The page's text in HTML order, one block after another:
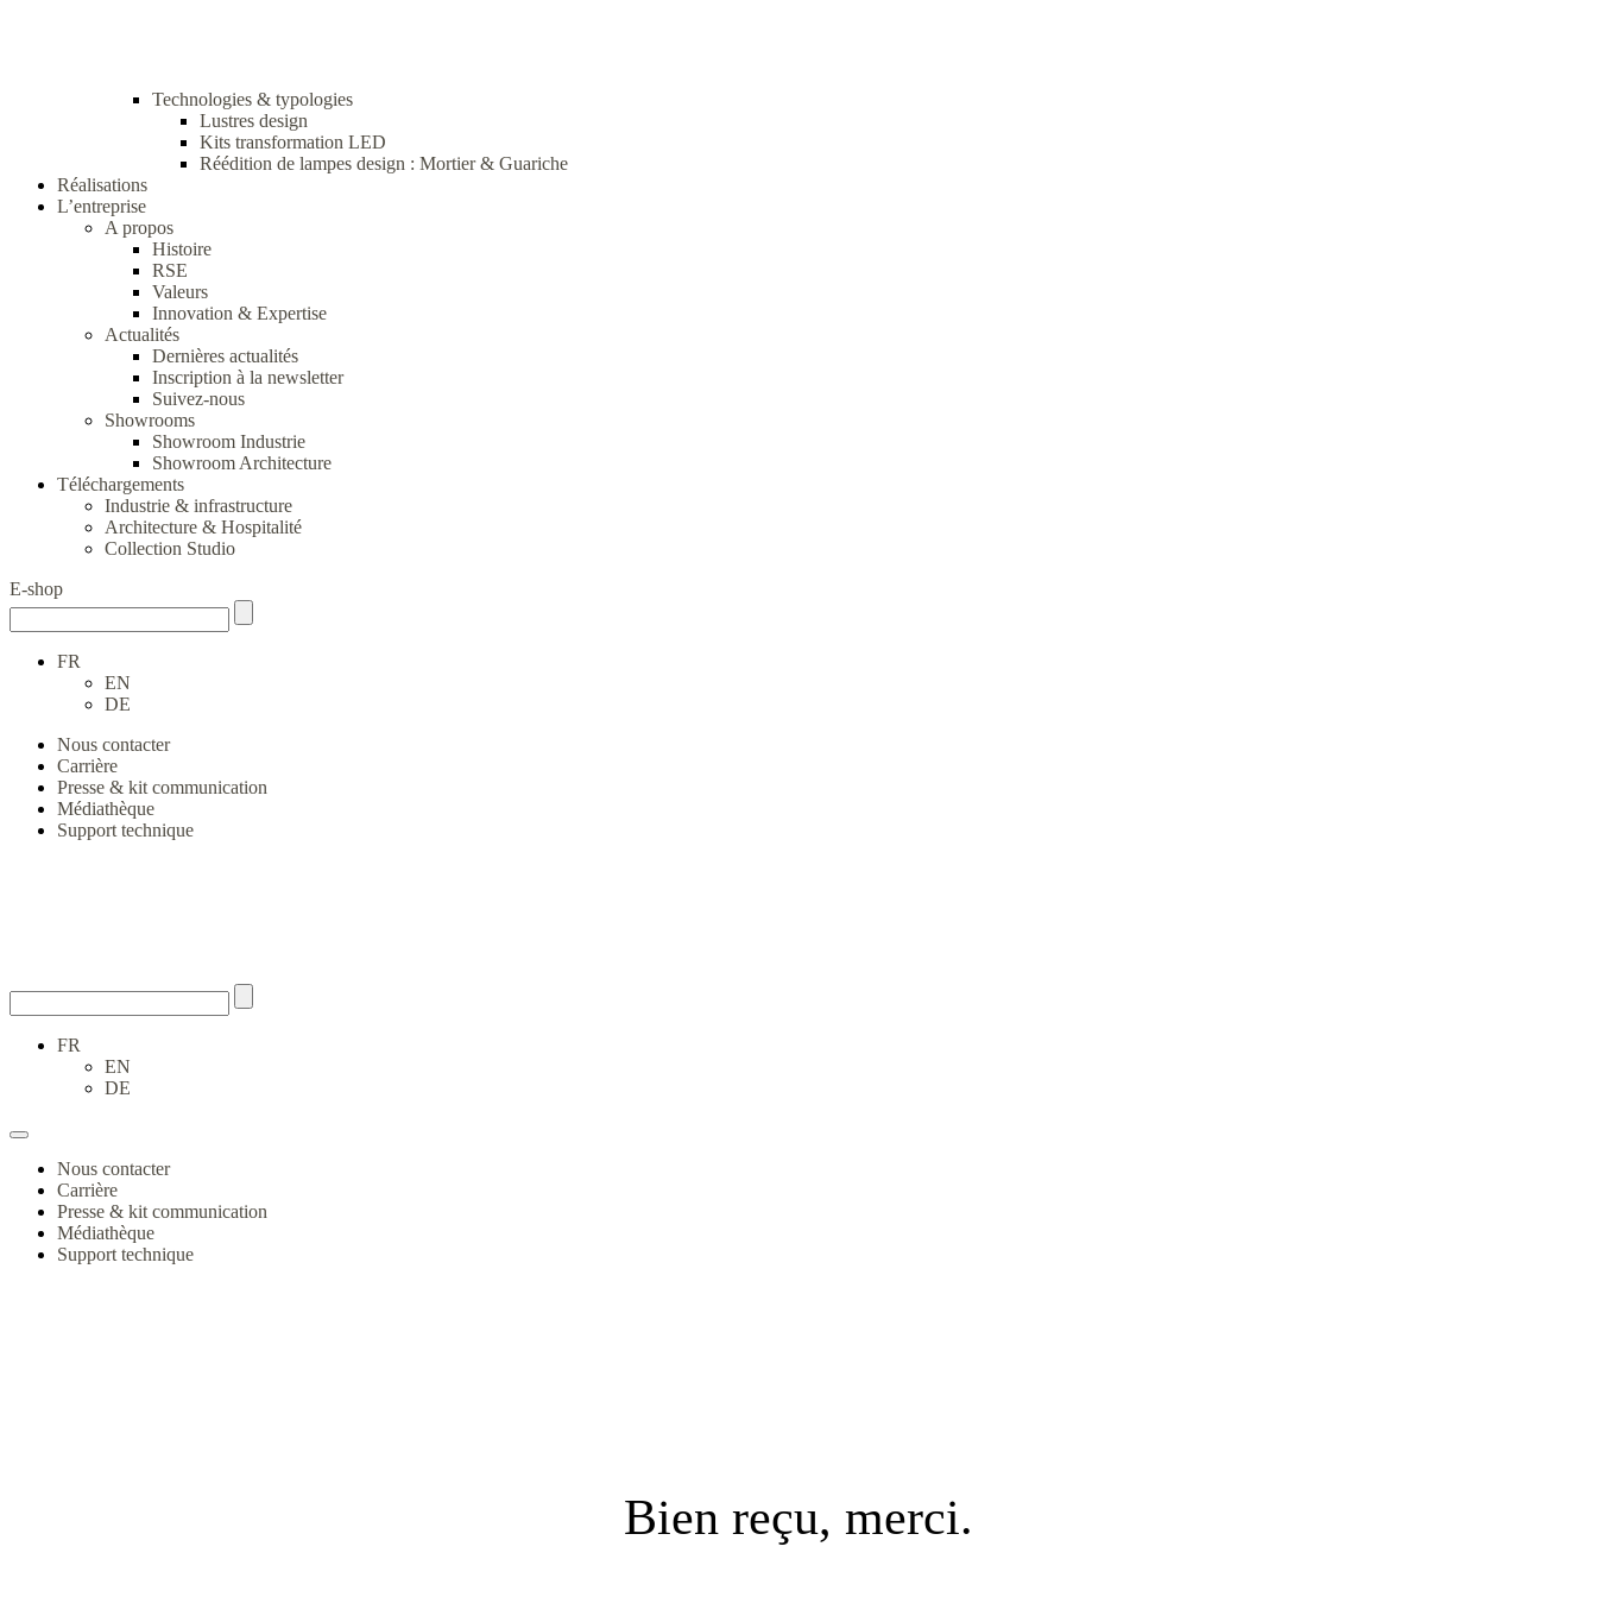
Technologies & typologies
Lustres design
Kits transformation LED
Réédition de lampes design : Mortier & Guariche
Réalisations
L’entreprise
A propos
Histoire
RSE
Valeurs
Innovation & Expertise
Actualités
Dernières actualités
Inscription à la newsletter
Suivez-nous
Showrooms
Showroom Industrie
Showroom Architecture
Téléchargements
Industrie & infrastructure
Architecture & Hospitalité
Collection Studio
E-shop
FR
EN
DE
Nous contacter
Carrière
Presse & kit communication
Médiathèque
Support technique
FR
EN
DE
Nous contacter
Carrière
Presse & kit communication
Médiathèque
Support technique
Bien reçu, merci.